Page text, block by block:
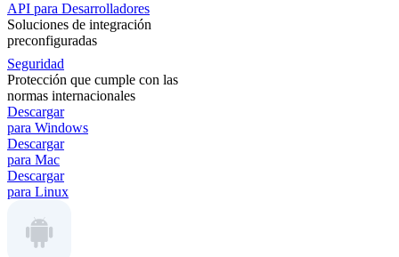
API para Desarrolladores
Soluciones de integración
preconfiguradas
Seguridad
Protección que cumple con las
normas internacionales
Descargar
para Windows
Descargar
para Mac
Descargar
para Linux